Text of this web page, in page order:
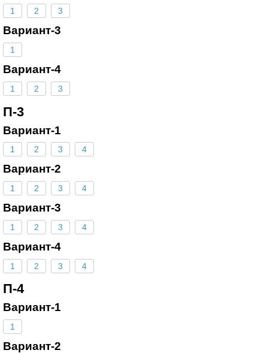
1 2 3
Вариант-3
1
Вариант-4
1 2 3
П-3
Вариант-1
1 2 3 4
Вариант-2
1 2 3 4
Вариант-3
1 2 3 4
Вариант-4
1 2 3 4
П-4
Вариант-1
1
Вариант-2